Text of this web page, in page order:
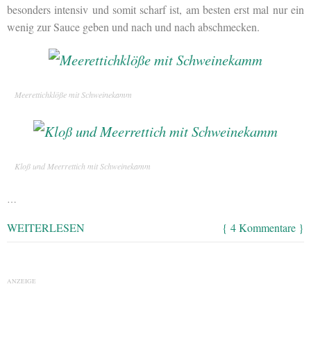
besonders intensiv und somit scharf ist, am besten erst mal nur ein
wenig zur Sauce geben und nach und nach abschmecken.
Meerettichklöße mit Schweinekamm
Kloß und Meerrettich mit Schweinekamm
…
WEITERLESEN { 4 Kommentare }
ANZEIGE